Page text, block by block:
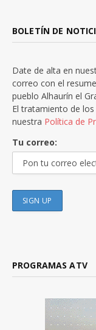
BOLETÍN DE
Date de alta en
correo con el
pueblo Alhaurín el
El tratamiento de
nuestra Política de
Tu correo:
PROGRAMAS ATV